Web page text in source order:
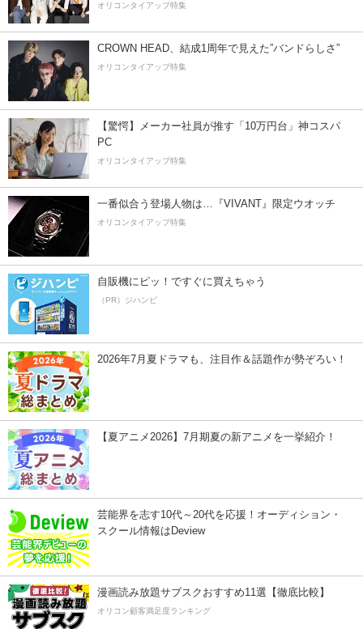
オリコンタイアップ特集
CROWN HEAD、結成1周年で見えた”バンドらしさ”
オリコンタイアップ特集
【驚愕】メーカー社員が推す「10万円台」神コスパ
PC
オリコンタイアップ特集
一番似合う登場人物は…『VIVANT』限定ウオッチ
オリコンタイアップ特集
自販機にピッ！ですぐに買えちゃう
（PR）ジハンピ
2026年7月夏ドラマも、注目作＆話題作が勢ぞろい！
【夏アニメ2026】7月期夏の新アニメを一挙紹介！
芸能界を志す10代～20代を応援！オーディション・
スクール情報はDeview
漫画読み放題サブスクおすすめ11選【徹底比較】
オリコン顧客満足度ランキング